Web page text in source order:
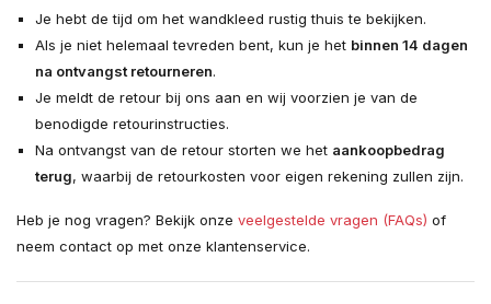
Je hebt de tijd om het wandkleed rustig thuis te bekijken.
Als je niet helemaal tevreden bent, kun je het binnen 14 dagen
na ontvangst retourneren.
Je meldt de retour bij ons aan en wij voorzien je van de
benodigde retourinstructies.
Na ontvangst van de retour storten we het aankoopbedrag
terug, waarbij de retourkosten voor eigen rekening zullen zijn.
Heb je nog vragen? Bekijk onze veelgestelde vragen (FAQs) of
neem contact op met onze klantenservice.